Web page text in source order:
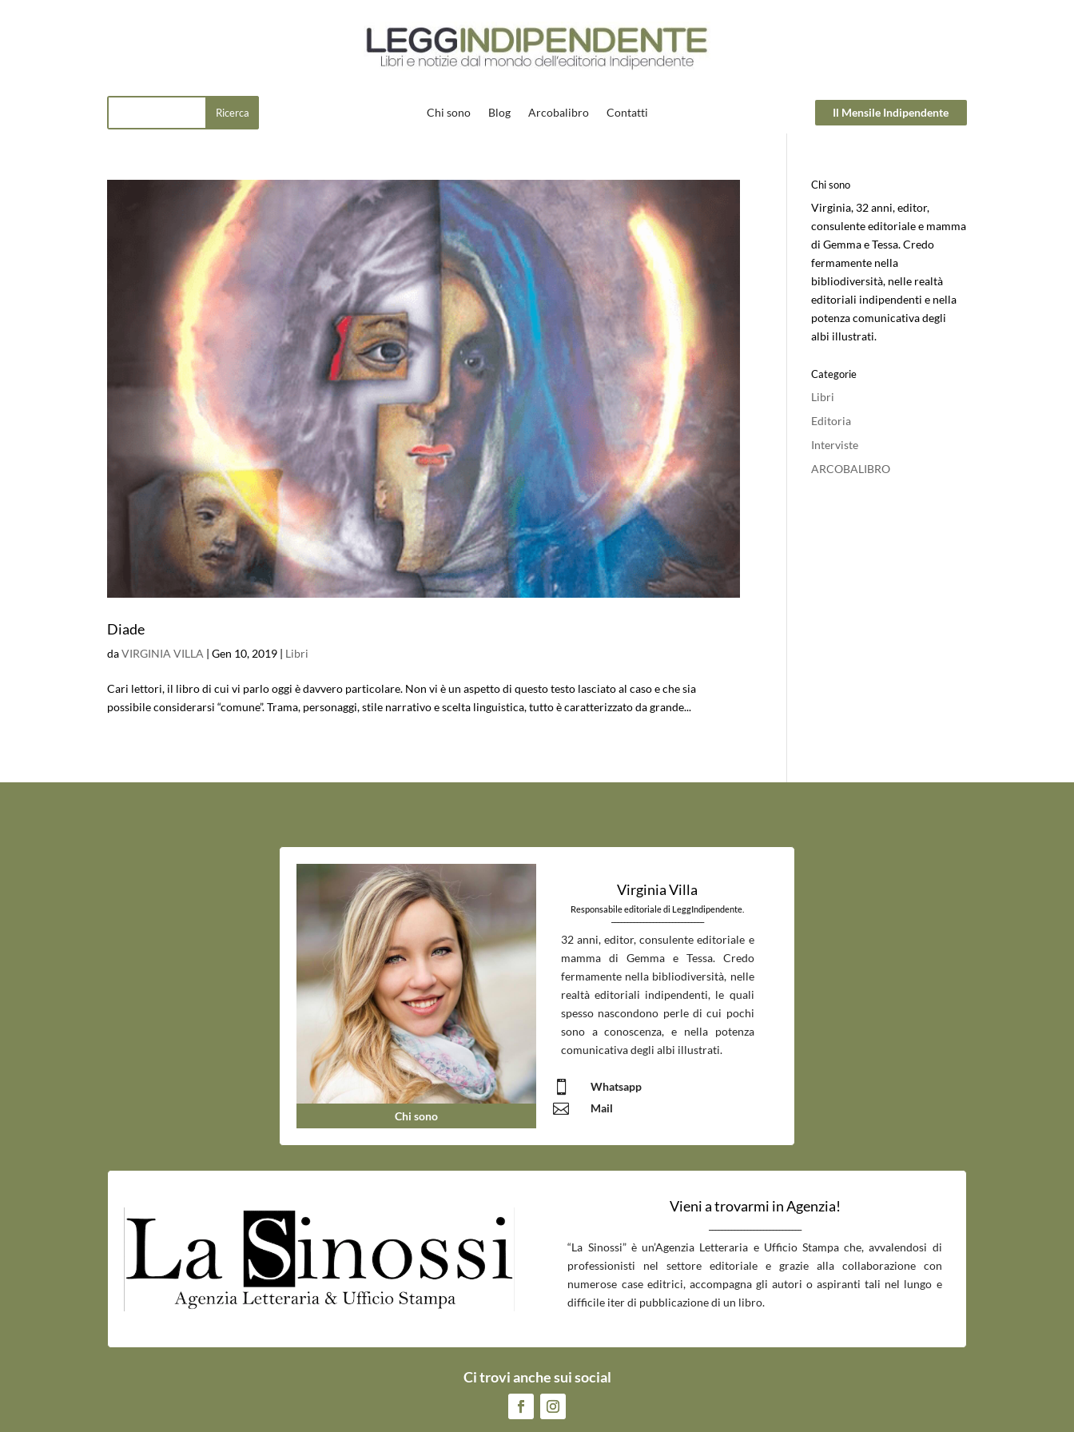
Chi sono Blog Arcobalibro Contatti Il Mensile Indipendente
Diade
daVIRGINIA VILLA |Gen 10, 2019 | Libri
Cari lettori, il libro di cui vi parlo oggi è davvero particolare. Non vi è un aspetto di questo testo lasciato al caso e che sia
possibile considerarsi “comune”. Trama, personaggi, stile narrativo e scelta linguistica, tutto è caratterizzato da grande...
Chi sono
Virginia, 32 anni, editor,
consulente editoriale e mamma
di Gemma e Tessa. Credo
fermamente nella
bibliodiversità, nelle realtà
editoriali indipendenti e nella
potenza comunicativa degli
albi illustrati.
Categorie
Libri
Editoria
Interviste
ARCOBALIBRO
Chi sono
Virginia Villa
Responsabile editoriale di LeggIndipendente.
32 anni, editor, consulente editoriale e
mamma di Gemma e Tessa. Credo
fermamente nella bibliodiversità, nelle
realtà editoriali indipendenti, le quali
spesso nascondono perle di cui pochi
sono a conoscenza, e nella potenza
comunicativa degli albi illustrati.
 Whatsapp
 Mail
Vieni a trovarmi in Agenzia!
“La Sinossi” è un’Agenzia Letteraria e Ufficio Stampa che, avvalendosi di
professionisti nel settore editoriale e grazie alla collaborazione con
numerose case editrici, accompagna gli autori o aspiranti tali nel lungo e
difficile iter di pubblicazione di un libro.
Ci trovi anche sui social